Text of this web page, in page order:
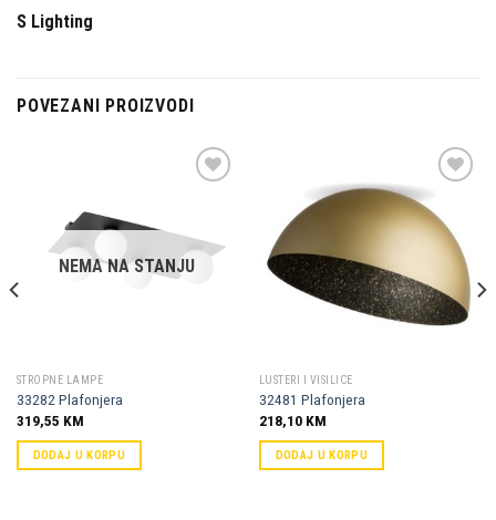
S Lighting
POVEZANI PROIZVODI
Dodaj u
omiljene
NEMA NA STANJU
STROPNE LAMPE
33282 Plafonjera
319,55 KM
DODAJ U KORPU
Dodaj u
omiljene
LUSTERI I VISILICE
32481 Plafonjera
218,10 KM
DODAJ U KORPU